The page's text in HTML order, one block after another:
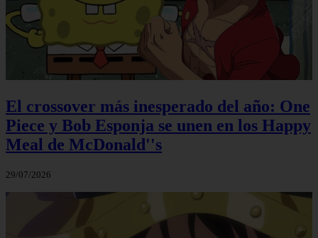
El crossover más inesperado del año: One
Piece y Bob Esponja se unen en los Happy
Meal de McDonald''s
29/07/2026